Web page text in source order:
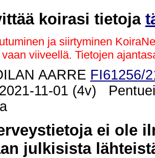
koirasi tietoja
ja siirtyminen
viiveellä. Tietojen
AARRE FI61256/
11-01 (4v)
ei ole
julkisista